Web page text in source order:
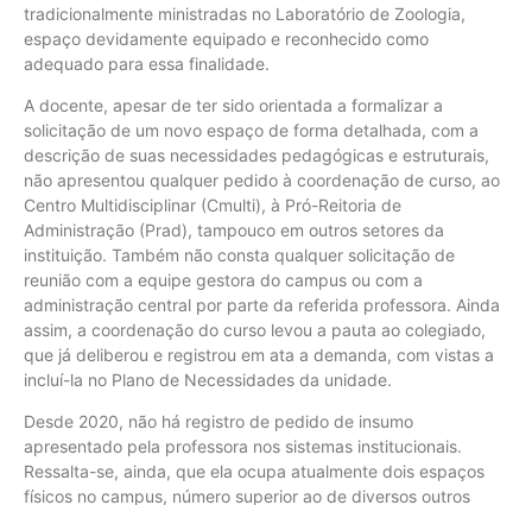
tradicionalmente ministradas no Laboratório de Zoologia,
espaço devidamente equipado e reconhecido como
adequado para essa finalidade.
A docente, apesar de ter sido orientada a formalizar a
solicitação de um novo espaço de forma detalhada, com a
descrição de suas necessidades pedagógicas e estruturais,
não apresentou qualquer pedido à coordenação de curso, ao
Centro Multidisciplinar (Cmulti), à Pró-Reitoria de
Administração (Prad), tampouco em outros setores da
instituição. Também não consta qualquer solicitação de
reunião com a equipe gestora do campus ou com a
administração central por parte da referida professora. Ainda
assim, a coordenação do curso levou a pauta ao colegiado,
que já deliberou e registrou em ata a demanda, com vistas a
incluí-la no Plano de Necessidades da unidade.
Desde 2020, não há registro de pedido de insumo
apresentado pela professora nos sistemas institucionais.
Ressalta-se, ainda, que ela ocupa atualmente dois espaços
físicos no campus, número superior ao de diversos outros